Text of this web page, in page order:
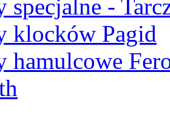
specjalne -
klocków Pagid
hamulcowe